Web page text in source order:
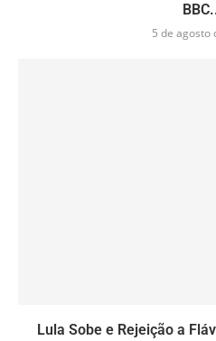
5 de agosto
Lula Sobe e Rejeição a